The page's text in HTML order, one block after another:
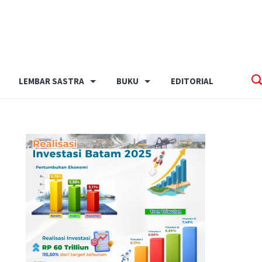
LEMBAR SASTRA BUKU EDITORIAL